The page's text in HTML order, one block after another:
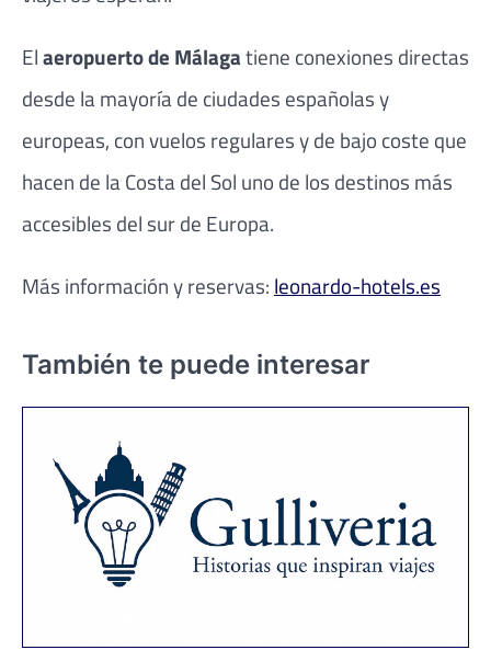
Elaeropuerto de Málagatiene conexiones directas
desde la mayoría de ciudades españolas y
europeas, con vuelos regulares y de bajo coste que
hacen de la Costa del Sol uno de los destinos más
accesibles del sur de Europa.
Más información y reservas: leonardo-hotels.es
También te puede interesar